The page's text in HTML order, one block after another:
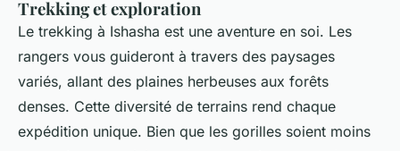
Trekking et exploration
Le trekking à Ishasha est une aventure en soi. Les
rangers vous guideront à travers des paysages
variés, allant des plaines herbeuses aux forêts
denses. Cette diversité de terrains rend chaque
expédition unique. Bien que les gorilles soient moins